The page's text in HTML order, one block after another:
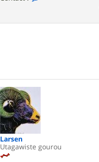
r
_
8
Larsen
Utagawiste gourou